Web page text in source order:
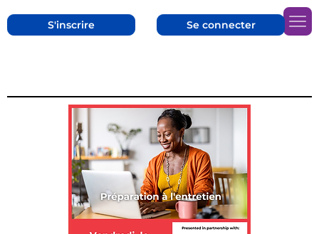
S'inscrire Se connecter